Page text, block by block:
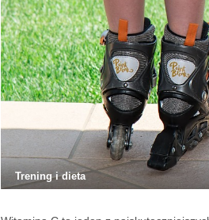
Trening i dieta